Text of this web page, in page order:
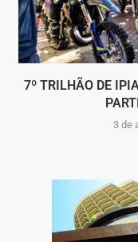
7º TRILHÃO DE
3 de